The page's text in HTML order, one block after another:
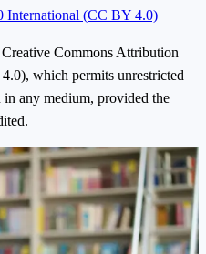
International (CC BY 4.0)
Commons Attribution
which permits unrestricted
any medium, provided the